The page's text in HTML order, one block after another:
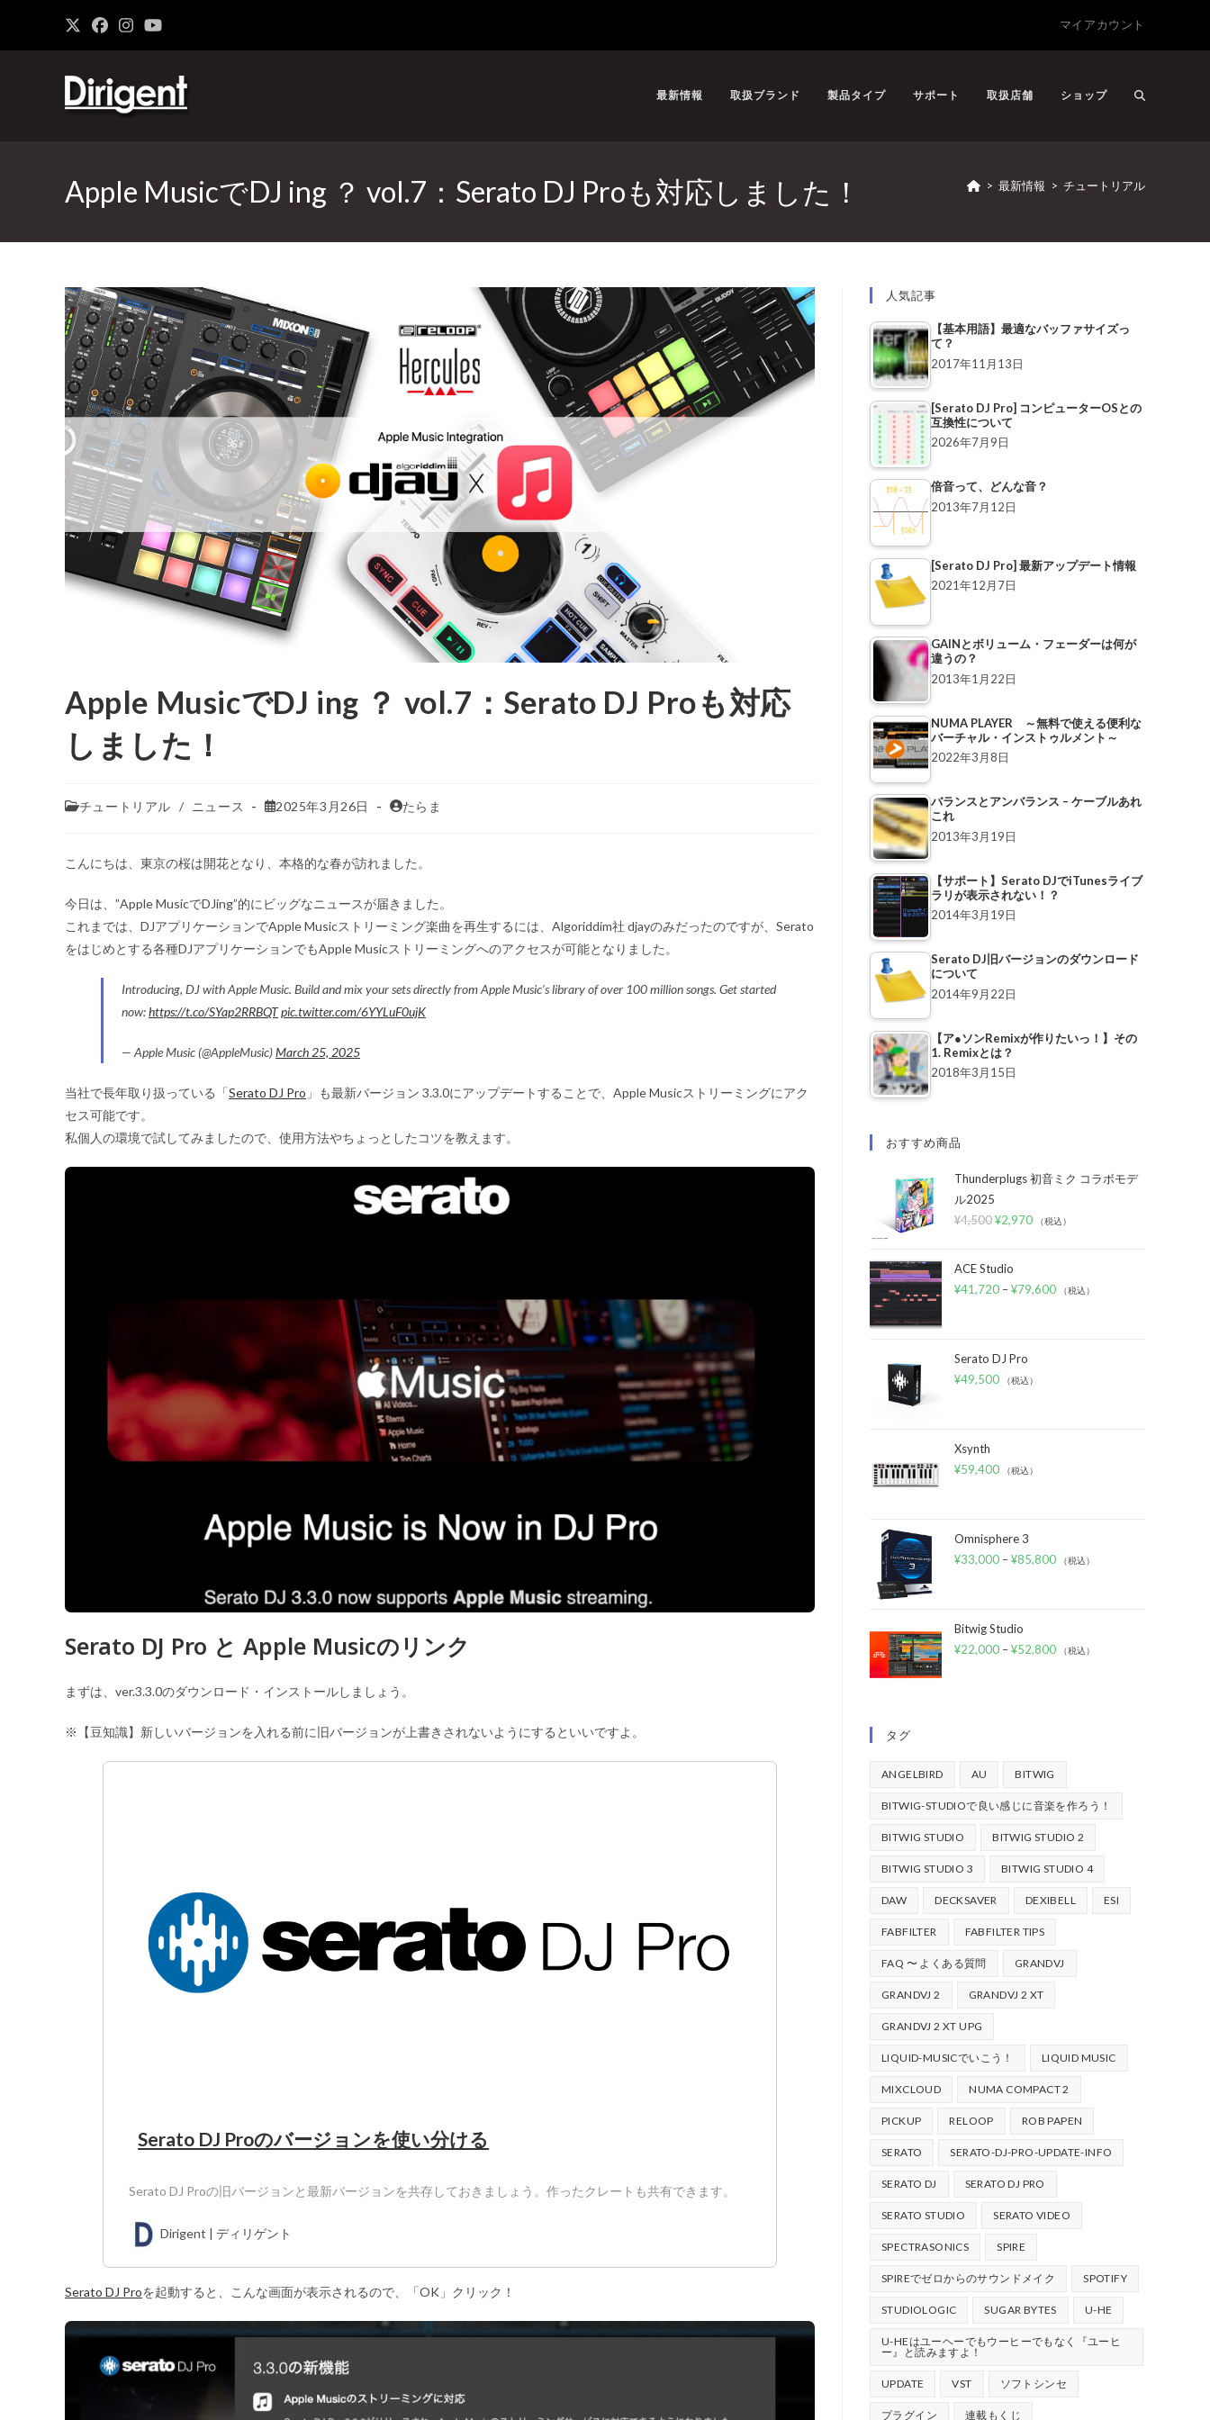
マイアカウント
最新情報 取扱ブランド 製品タイプ サポート 取扱店舗 ショップ
Apple MusicでDJ ing ？ vol.7：Serato DJ Proも対応しました！ > 最新情報 > チュートリアル
Apple MusicでDJ ing ？ vol.7：Serato DJ Proも対応
しました！
チュートリアル / ニュース 2025年3月26日 たらま
こんにちは、東京の桜は開花となり、本格的な春が訪れました。
今日は、”Apple MusicでDJing”的にビッグなニュースが届きました。
これまでは、DJアプリケーションでApple Musicストリーミング楽曲を再生するには、Algoriddim社 djayのみだったのですが、Serato
をはじめとする各種DJアプリケーションでもApple Musicストリーミングへのアクセスが可能となりました。
Introducing, DJ with Apple Music. Build and mix your sets directly from Apple Music’s library of over 100 million songs. Get started
now:https://t.co/SYap2RRBQTpic.twitter.com/6YYLuF0ujK
— Apple Music (@AppleMusic)March 25, 2025
当社で長年取り扱っている「Serato DJ Pro 」も最新バージョン 3.3.0にアップデートすることで、Apple Musicストリーミングにアク
セス可能です。
私個人の環境で試してみましたので、使用方法やちょっとしたコツを教えます。
Serato DJ Pro と Apple Musicのリンク
まずは、ver.3.3.0のダウンロード・インストールしましょう。
※【豆知識】新しいバージョンを入れる前に旧バージョンが上書きされないようにするといいですよ。
Serato DJ Proのバージョンを使い分ける
Serato DJ Proの旧バージョンと最新バージョンを共存しておきましょう。作ったクレートも共有できます。
Dirigent | ディリゲント
Serato DJ Proを起動すると、こんな画面が表示されるので、「OK」クリック！
人気記事
【基本用語】最適なバッファサイズっ
て？
2017年11月13日
[Serato DJ Pro] コンピューターOSとの
互換性について
2026年7月9日
倍音って、どんな音？
2013年7月12日
[Serato DJ Pro] 最新アップデート情報
2021年12月7日
GAINとボリューム・フェーダーは何が
違うの？
2013年1月22日
NUMA PLAYER ～無料で使える便利な
バーチャル・インストゥルメント～
2022年3月8日
バランスとアンバランス – ケーブルあれ
これ
2013年3月19日
【サポート】Serato DJでiTunesライブ
ラリが表示されない！？
2014年3月19日
Serato DJ旧バージョンのダウンロード
について
2014年9月22日
【ア●ソンRemixが作りたいっ！】その
1. Remixとは？
2018年3月15日
おすすめ商品
Thunderplugs 初音ミク コラボモデ
ル2025
¥4,500¥2,970 （税込）
ACE Studio
¥41,720 –¥79,600 （税込）
Serato DJ Pro
¥49,500 （税込）
Xsynth
¥59,400 （税込）
Omnisphere 3
¥33,000 –¥85,800 （税込）
Bitwig Studio
¥22,000 –¥52,800 （税込）
タグ
ANGELBIRD AU BITWIG
BITWIG-STUDIOで良い感じに音楽を作ろう！
BITWIG STUDIO BITWIG STUDIO 2
BITWIG STUDIO 3 BITWIG STUDIO 4
DAW DECKSAVER DEXIBELL ESI
FABFILTER FABFILTER TIPS
FAQ 〜 よくある質問 GRANDVJ
GRANDVJ 2 GRANDVJ 2 XT
GRANDVJ 2 XT UPG
LIQUID-MUSICでいこう！ LIQUID MUSIC
MIXCLOUD NUMA COMPACT 2
PICKUP RELOOP ROB PAPEN
SERATO SERATO-DJ-PRO-UPDATE-INFO
SERATO DJ SERATO DJ PRO
SERATO STUDIO SERATO VIDEO
SPECTRASONICS SPIRE
SPIREでゼロからのサウンドメイク SPOTIFY
STUDIOLOGIC SUGAR BYTES U-HE
U-HEはユーヘーでもウーヒーでもなく『ユーヒ
ー』と読みますよ！
UPDATE VST ソフトシンセ
プラグイン 連載もくじ